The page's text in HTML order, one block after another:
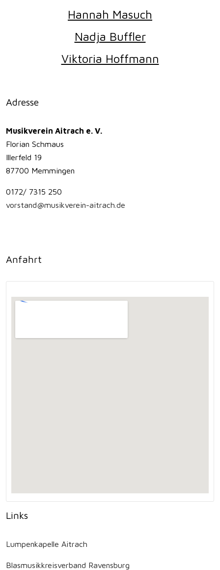
Hannah Masuch
Nadja Buffler
Viktoria Hoffmann
Adresse
Musikverein Aitrach e. V.
Florian Schmaus
Illerfeld 19
87700 Memmingen
0172/ 7315 250
vorstand@musikverein-aitrach.de
Anfahrt
Links
Lumpenkapelle Aitrach
Blasmusikkreisverband Ravensburg